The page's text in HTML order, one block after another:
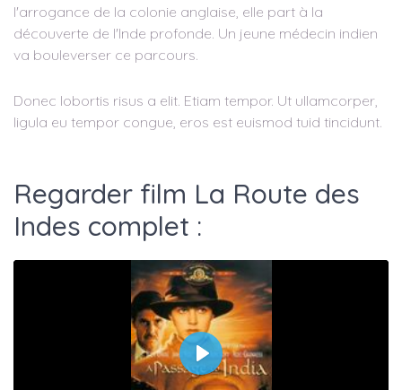
l'arrogance de la colonie anglaise, elle part à la
découverte de l'Inde profonde. Un jeune médecin indien
va bouleverser ce parcours.
Donec lobortis risus a elit. Etiam tempor. Ut ullamcorper,
ligula eu tempor congue, eros est euismod tuid tincidunt.
Regarder film La Route des
Indes complet :
Play